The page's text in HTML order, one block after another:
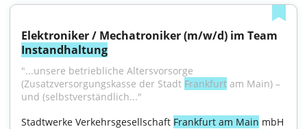
Instandhaltung
"...unsere betriebliche Altersvorsorge
(Zusatzversorgungskasse der Stadt Frankfurt am Main) –
und (selbstverständlich..."
Stadtwerke Verkehrsgesellschaft Frankfurt am Main mbH